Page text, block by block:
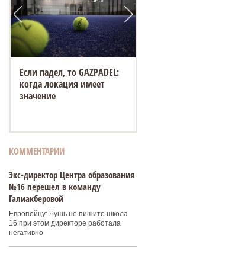
Если падел, то GAZPADEL:
когда локация имеет
значение
КОММЕНТАРИИ
Экс-директор Центра образования
№16 перешел в команду
Галиакберовой
Европейцу: Чушь не пишите школа
16 при этом директоре работала
негативно